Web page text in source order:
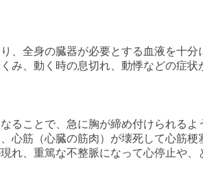
、全身の臓器が必要とする血液を十
み、動く時の息切れ、動悸などの症状
ることで、急に胸が締め付けられる
心筋（心臓の筋肉）が壊死して心筋
れ、重篤な不整脈になって心停止や